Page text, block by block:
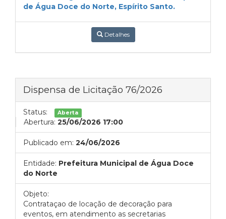
de Água Doce do Norte, Espírito Santo.
Detalhes
Dispensa de Licitação 76/2026
Status: Aberta
Abertura: 25/06/2026 17:00
Publicado em: 24/06/2026
Entidade: Prefeitura Municipal de Água Doce
do Norte
Objeto:
Contrataçao de locação de decoração para
eventos, em atendimento as secretarias